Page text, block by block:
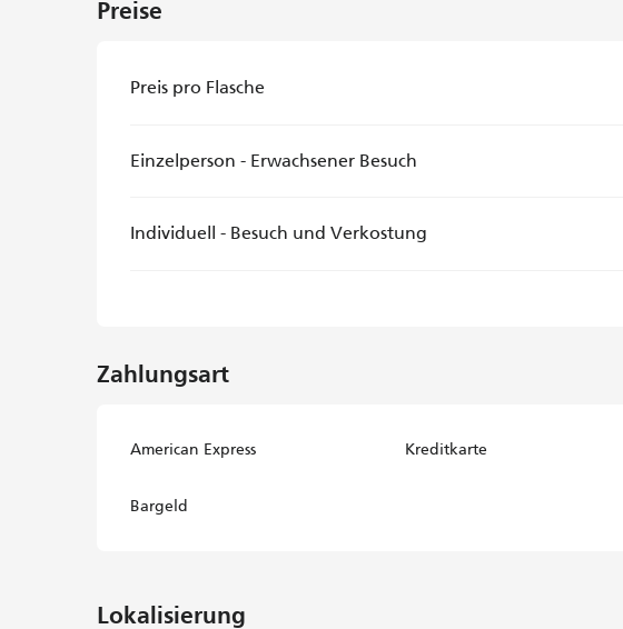
Preise
Preis pro Flasche
Einzelperson - Erwachsener Besuch
Individuell - Besuch und Verkostung
Zahlungsart
American Express Kreditkarte
Bargeld
Lokalisierung